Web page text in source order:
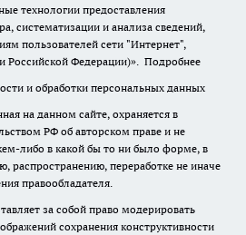
технологии предоставления
систематизации и анализа сведений,
пользователей сети "Интернет",
Российской Федерации)». Подробнее
и обработки персональных данных
на данном сайте, охраняется в
РФ об авторском праве и не
либо в какой бы то ни было форме, в
распространению, переработке не иначе
правообладателя.
за собой право модерировать
сохранения конструктивности